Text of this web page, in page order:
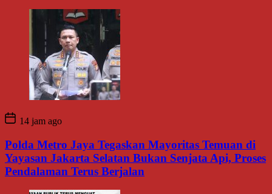
14 jam ago
Polda Metro Jaya Tegaskan Mayoritas Temuan di
Yayasan Jakarta Selatan Bukan Senjata Api, Proses
Pendalaman Terus Berjalan